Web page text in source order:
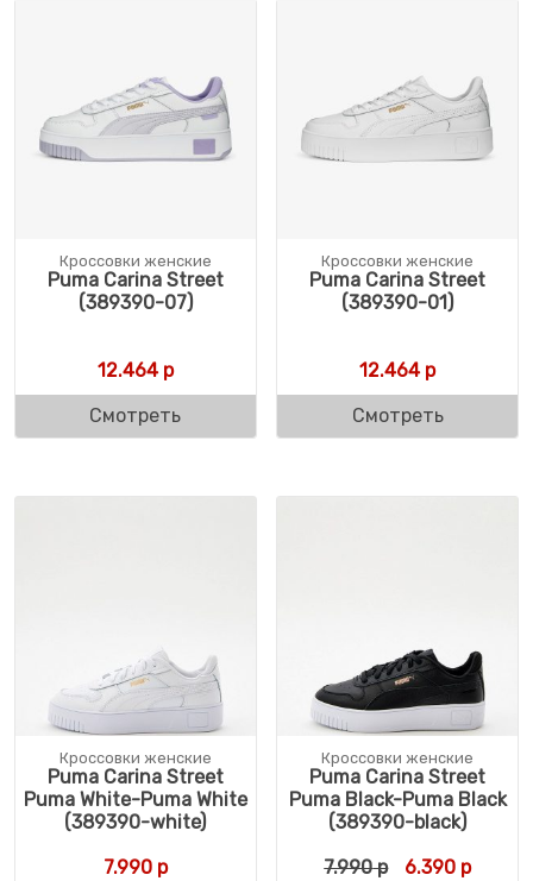
Кроссовки женские
Puma Carina Street
(389390-07)
12.464р
Смотреть
Кроссовки женские
Puma Carina Street
(389390-01)
12.464р
Смотреть
Кроссовки женские
Puma Carina Street
Puma White-Puma White
(389390-white)
7.990р
Кроссовки женские
Puma Carina Street
Puma Black-Puma Black
(389390-black)
7.990р 6.390 р